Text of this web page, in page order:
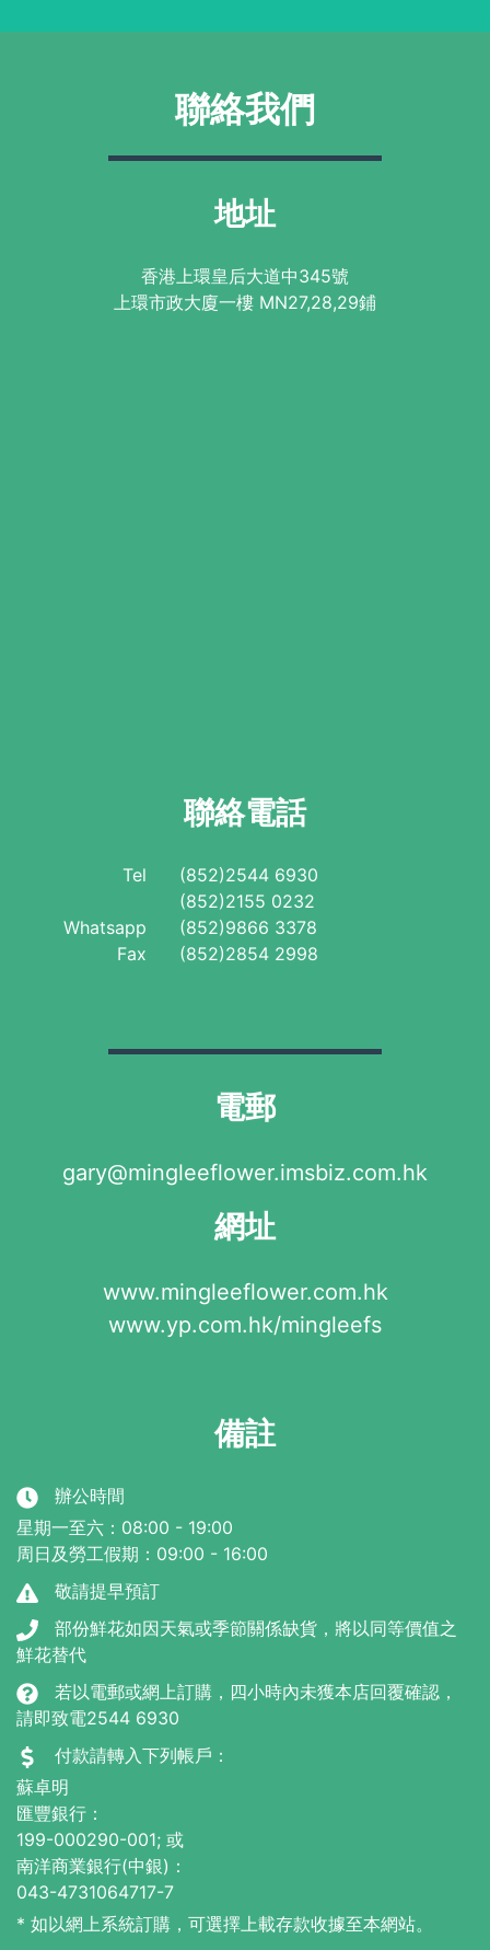
聯絡我們
地址
香港上環皇后大道中345號
上環市政大廈一樓 MN27,28,29鋪
聯絡電話
Tel
(852)2544 6930
(852)2155 0232
Whatsapp
(852)9866 3378
Fax
(852)2854 2998
電郵
gary@mingleeflower.imsbiz.com.hk
網址
www.mingleeflower.com.hk
www.yp.com.hk/mingleefs
備註
辦公時間
星期一至六：08:00 - 19:00
周日及勞工假期：09:00 - 16:00
敬請提早預訂
部份鮮花如因天氣或季節關係缺貨，將以同等價值之
鮮花替代
若以電郵或網上訂購，四小時內未獲本店回覆確認，
請即致電2544 6930
付款請轉入下列帳戶：
蘇卓明
匯豐銀行：
199-000290-001; 或
南洋商業銀行(中銀)：
043-4731064717-7
* 如以網上系統訂購，可選擇上載存款收據至本網站。